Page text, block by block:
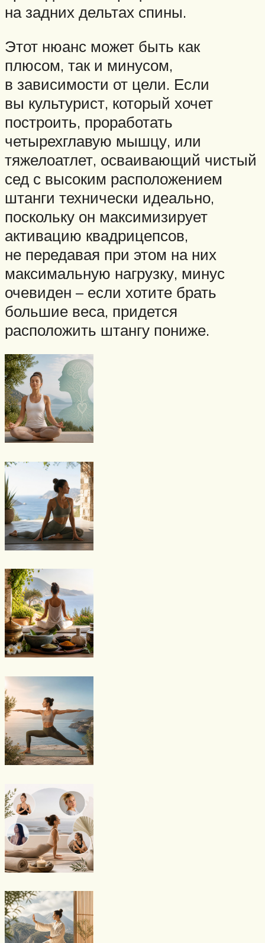
на задних дельтах спины.
Этот нюанс может быть как
плюсом, так и минусом,
в зависимости от цели. Если
вы культурист, который хочет
построить, проработать
четырехглавую мышцу, или
тяжелоатлет, осваивающий чистый
сед с высоким расположением
штанги технически идеально,
поскольку он максимизирует
активацию квадрицепсов,
не передавая при этом на них
максимальную нагрузку, минус
очевиден – если хотите брать
большие веса, придется
расположить штангу пониже.